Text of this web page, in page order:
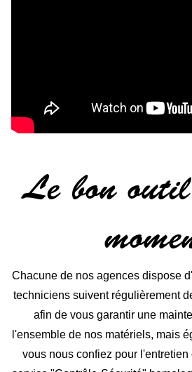
Le bon
Chacune de nos agences dispose
techniciens suivent régulièrement
afin de vous garantir une
l'ensemble de nos matériels, mais
vous nous confiez pour